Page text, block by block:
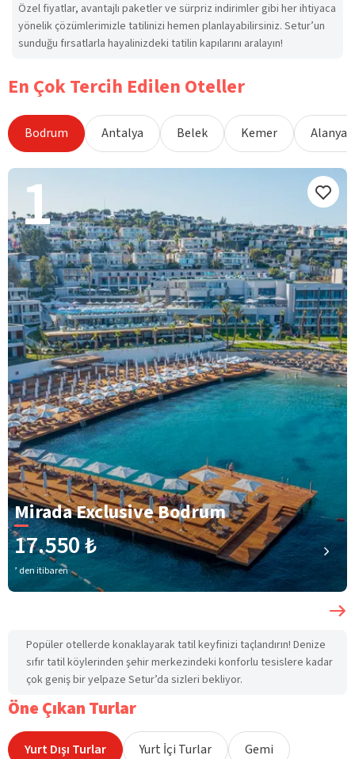
Özel fiyatlar, avantajlı paketler ve sürpriz indirimler gibi her ihtiyaca
yönelik çözümlerimizle tatilinizi hemen planlayabilirsiniz. Setur’un
sunduğu fırsatlarla hayalinizdeki tatilin kapılarını aralayın!
En Çok Tercih Edilen Oteller
Bodrum Antalya Belek Kemer Alanya
1
Mirada Exclusive Bodrum
17.550 ₺
’ den itibaren
Popüler otellerde konaklayarak tatil keyfinizi taçlandırın! Denize
sıfır tatil köylerinden şehir merkezindeki konforlu tesislere kadar
çok geniş bir yelpaze Setur’da sizleri bekliyor.
Öne Çıkan Turlar
Yurt Dışı Turlar Yurt İçi Turlar Gemi